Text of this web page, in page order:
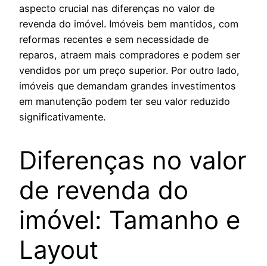
aspecto crucial nas diferenças no valor de
revenda do imóvel. Imóveis bem mantidos, com
reformas recentes e sem necessidade de
reparos, atraem mais compradores e podem ser
vendidos por um preço superior. Por outro lado,
imóveis que demandam grandes investimentos
em manutenção podem ter seu valor reduzido
significativamente.
Diferenças no valor
de revenda do
imóvel: Tamanho e
Layout